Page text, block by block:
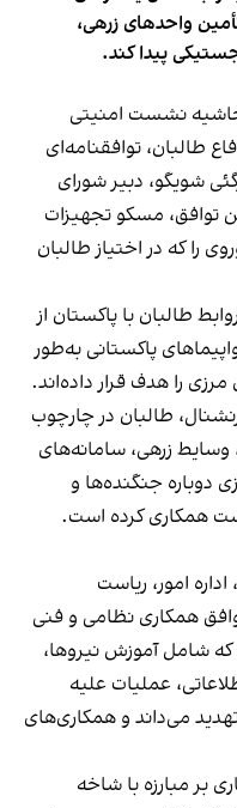
واحدهای زرهی،
پیدا کند.
نشست امنیتی
طالبان، توافقنامه‌ای
شویگو، دبیر شورای
توافق، مسکو تجهیزات
را که در اختیاز طالبان
طالبان با پاکستان از
پاکستانی به‌طور
را هدف قرار داده‌اند.
طالبان در چارچوب
وسایط زرهی، سامانه‌های
دوباره جنگنده‌ها و
همکاری کرده است.
امور، ریاست
همکاری نظامی و فنی
شامل آموزش نیروها،
عملیات علیه
می‌داند و همکاری‌های
بر مبارزه با شاخه